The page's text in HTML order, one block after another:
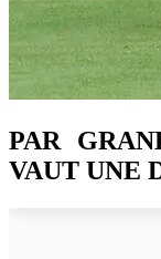
PAR
VAUT UNE